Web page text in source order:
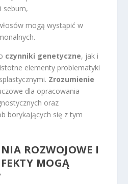
sebum,
mogą wystąpić w
czynniki genetyczne, jak i
elementy problematyki
Zrozumienie
dla opracowania
oraz
borykających się z tym
ROZWOJOWE I
MOGĄ